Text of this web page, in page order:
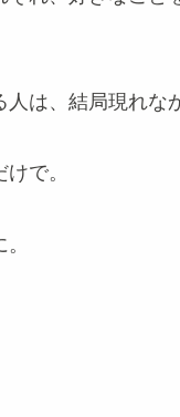
は、結局現れな
で。